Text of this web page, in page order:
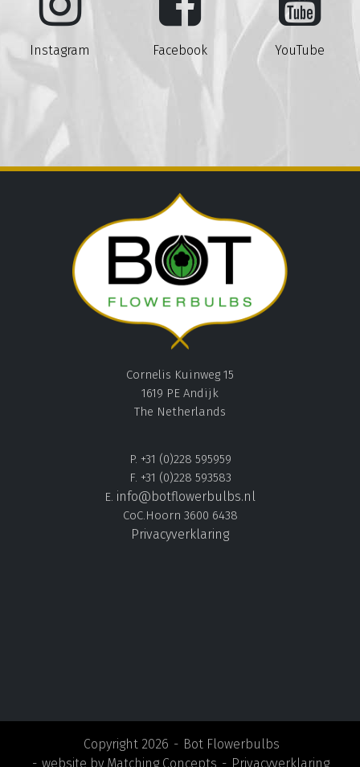
Instagram Facebook YouTube
Cornelis Kuinweg 15
1619 PE Andijk
The Netherlands
P. +31 (0)228 595959
F. +31 (0)228 593583
E. info@botflowerbulbs.nl
CoC.Hoorn 3600 6438
Privacyverklaring
Copyright 2026
Bot Flowerbulbs
website by Matching Concepts Privacyverklaring